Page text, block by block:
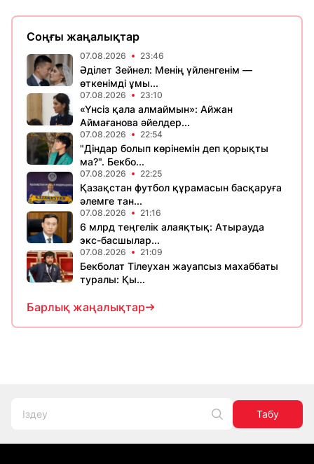
Соңғы жаңалықтар
07.08.2026 23:46
Әділет Зейнел: Менің үйленгенім —
өткенімді ұмы...
07.08.2026 23:10
«Үнсіз қала алмаймын»: Айжан
Аймағанова әйелдер...
07.08.2026 22:54
"Діндар болып көрінемін деп қорықты
ма?". Бекбо...
07.08.2026 22:25
Қазақстан футбол құрамасын басқаруға
әлемге тан...
07.08.2026 21:16
6 млрд теңгелік алаяқтық: Атырауда
экс-басшылар...
07.08.2026 21:09
Бекболат Тілеухан жауапсыз махаббаты
туралы: Қы...
Барлық жаңалықтар
Табу